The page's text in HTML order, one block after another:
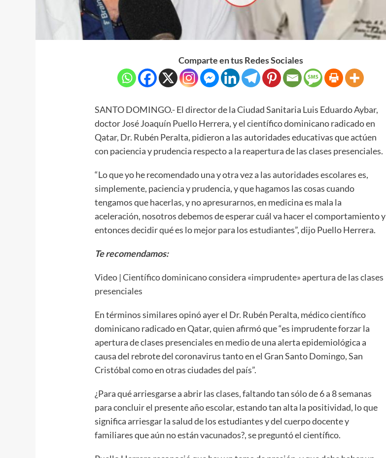
Comparte en tus Redes Sociales
SANTO DOMINGO.- El director de la Ciudad Sanitaria Luis Eduardo Aybar,
doctor José Joaquín Puello Herrera, y el científico dominicano radicado en
Qatar, Dr. Rubén Peralta, pidieron a las autoridades educativas que actúen
con paciencia y prudencia respecto a la reapertura de las clases presenciales.
“Lo que yo he recomendado una y otra vez a las autoridades escolares es,
simplemente, paciencia y prudencia, y que hagamos las cosas cuando
tengamos que hacerlas, y no apresurarnos, en medicina es mala la
aceleración, nosotros debemos de esperar cuál va hacer el comportamiento y
entonces decidir qué es lo mejor para los estudiantes”, dijo Puello Herrera.
Te recomendamos:
Video | Científico dominicano considera «imprudente» apertura de las clases
presenciales
En términos similares opinó ayer el Dr. Rubén Peralta, médico científico
dominicano radicado en Qatar, quien afirmó que “es imprudente forzar la
apertura de clases presenciales en medio de una alerta epidemiológica a
causa del rebrote del coronavirus tanto en el Gran Santo Domingo, San
Cristóbal como en otras ciudades del país”.
¿Para qué arriesgarse a abrir las clases, faltando tan sólo de 6 a 8 semanas
para concluir el presente año escolar, estando tan alta la positividad, lo que
significa arriesgar la salud de los estudiantes y del cuerpo docente y
familiares que aún no están vacunados?, se preguntó el científico.